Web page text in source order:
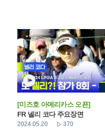
[미즈호 아메리카스 오픈]
FR 넬리 코다 주요장면
2024.05.20 370